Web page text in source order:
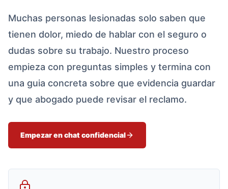
Muchas personas lesionadas solo saben que
tienen dolor, miedo de hablar con el seguro o
dudas sobre su trabajo. Nuestro proceso
empieza con preguntas simples y termina con
una guia concreta sobre que evidencia guardar
y que abogado puede revisar el reclamo.
Empezar en chat confidencial